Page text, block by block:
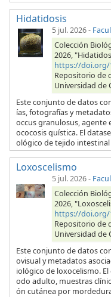
Hidatidosis
5 jul. 2026-
Colección
2026,
https://doi.org/
Repositorio de
Universidad de
Este conjunto de datos
ías, fotografías y
occus granulosus,
ococosis quística. El
ológico de tejido
Loxoscelismo
5 jul. 2026-
Colección
2026,
https://doi.org/
Repositorio de
Universidad de
Este conjunto de datos
ovisual y metadatos
iológico de loxocelismo.
odo adulto, muestras
ón cutánea por